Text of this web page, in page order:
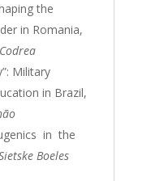
the
in Romania,
Military
in Brazil,
in the
Boeles